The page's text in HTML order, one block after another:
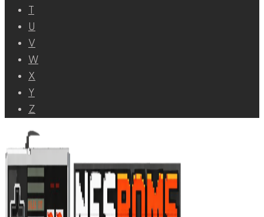
U
V
W
X
Y
Z